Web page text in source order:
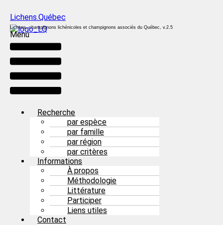
Lichens.Québec
Lichens, champignons lichénicoles et champignons associés du Québec, v.2.5
Menu
Recherche
par espèce
par famille
par région
par critères
Informations
À propos
Méthodologie
Littérature
Participer
Liens utiles
Contact